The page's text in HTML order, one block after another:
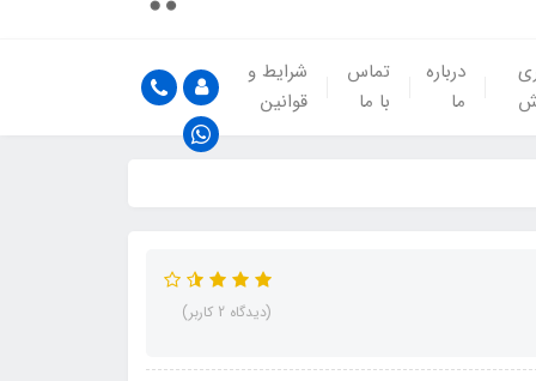
درباره
ما
تماس
با ما
شرایط و
قوانین
(دیدگاه 2 کاربر)